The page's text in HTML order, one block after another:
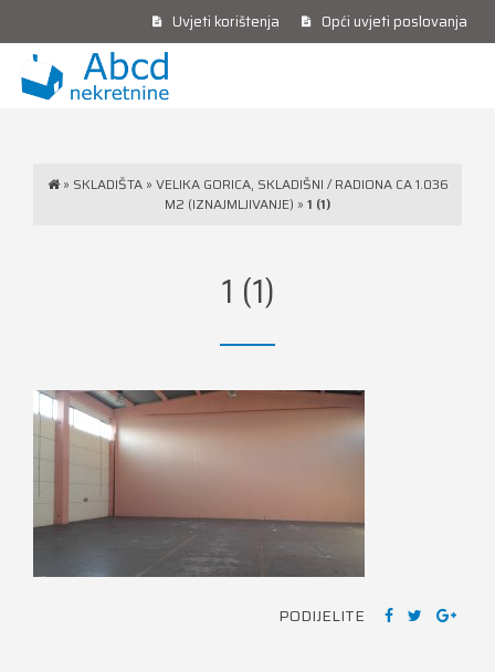
Uvjeti korištenja Opći uvjeti poslovanja
» SKLADIŠTA» VELIKA GORICA, SKLADIŠNI / RADIONA CA 1.036
M2 (IZNAJMLJIVANJE) » 1 (1)
1 (1)
PODIJELITE